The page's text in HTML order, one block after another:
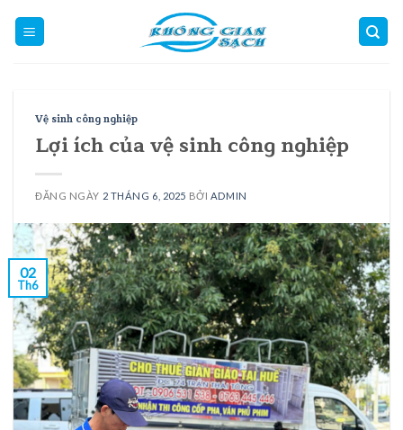
Vệ sinh công nghiệp
Lợi ích của vệ sinh công nghiệp
ĐĂNG NGÀY 2 THÁNG 6, 2025 BỞI ADMIN
02
Th6